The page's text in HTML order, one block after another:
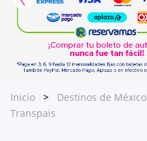
Inicio Destinos de México
Transpais